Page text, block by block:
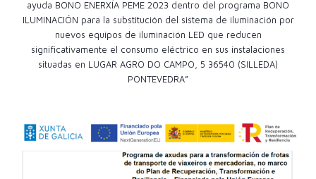
ayuda BONO ENERXÍA PEME 2023 dentro del programa BONO
ILUMINACIÓN para la substitución del sistema de iluminación por
nuevos equipos de iluminación LED que reducen
significativamente el consumo eléctrico en sus instalaciones
situadas en LUGAR AGRO DO CAMPO, 5 36540 (SILLEDA)
PONTEVEDRA”